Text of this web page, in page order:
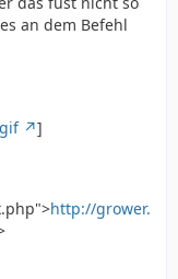
an dem Befehl
]
http://grower.